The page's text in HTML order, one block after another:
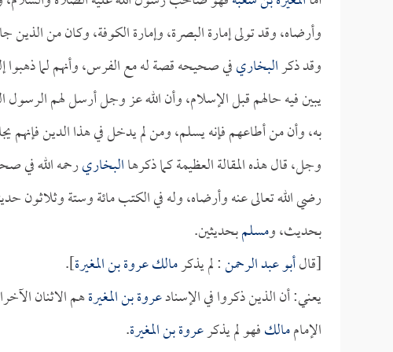
وأرضاه، وقد تولى إمارة البصرة، وإمارة الكوفة، وكان من الذين
وقد ذكرالبخاريفي صحيحه قصة له مع الفرس، وأنهم لما ذهبوا
يبين فيه حالهم قبل الإسلام، وأن الله عز وجل أرسل لهم الرسول
به، وأن من أطاعهم فإنه يسلم، ومن لم يدخل في هذا الدين فإنهم
وجل، قال هذه المقالة العظيمة كما ذكرهاالبخاريرحمه الله في
رضي الله تعالى عنه وأرضاه، وله في الكتب مائة وستة وثلاثون
بحديث، ومسلمبحديثين.
[قالأبو عبد الرحمن: لم يذكرمالكعروة بن المغيرة].
يعني: أن الذين ذكروا في الإسنادعروة بن المغيرةهم الاثنان
الإماممالكفهو لم يذكرعروة بن المغيرة.